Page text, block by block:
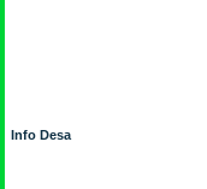
Info Desa